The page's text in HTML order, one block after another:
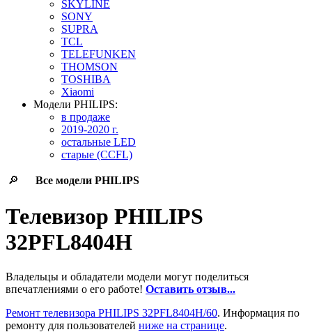
SKYLINE
SONY
SUPRA
TCL
TELEFUNKEN
THOMSON
TOSHIBA
Xiaomi
Модели PHILIPS:
в продаже
2019-2020 г.
остальные LED
старые (CCFL)
🔎 Все модели PHILIPS
Телевизор PHILIPS
32PFL8404H
Владельцы и обладатели модели могут поделиться
впечатлениями о его работе! Оставить отзыв...
Ремонт телевизора PHILIPS 32PFL8404H/60. Информация по
ремонту для пользователей ниже на странице.